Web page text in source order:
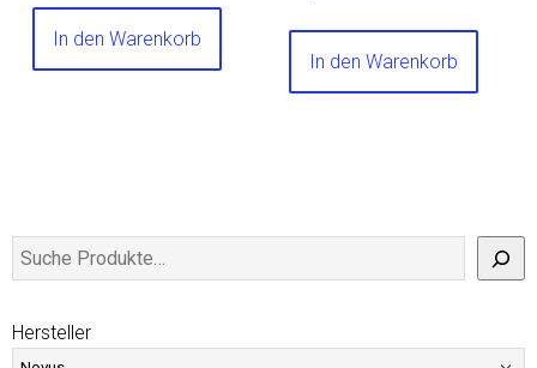
In den Warenkorb
In den Warenkorb
Hersteller